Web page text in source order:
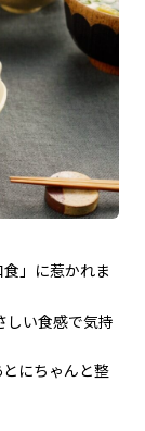
」に惹かれま
しい食感で気持
にちゃんと整